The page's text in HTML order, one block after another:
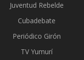
Juventud Rebelde
Cubadebate
Periódico Girón
TV Yumurí